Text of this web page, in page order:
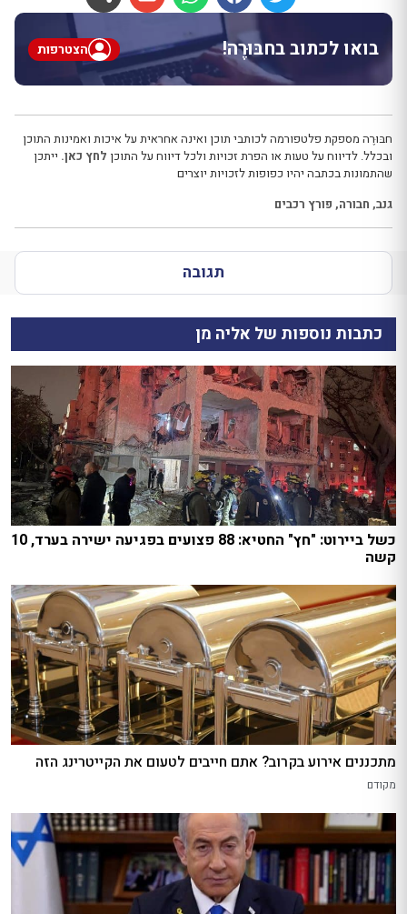
בואו לכתוב בחבּוּרֶה! הצטרפות
חבּוּרֶה מספקת פלטפורמה לכותבי תוכן ואינה אחראית על איכות ואמינות התוכן
ובכלל. לדיווח על טעות או הפרת זכויות ולכל דיווח על התוכן לחץ כאן. ייתכן
שהתמונות בכתבה יהיו כפופות לזכויות יוצרים
גנב, חבורה, פורץ רכבים
תגובה
כתבות נוספות של אליה מן
כשל ביירוט: "חץ" החטיא: 88 פצועים בפגיעה ישירה בערד, 10
קשה
מתכננים אירוע בקרוב? אתם חייבים לטעום את הקייטרינג הזה
מקודם